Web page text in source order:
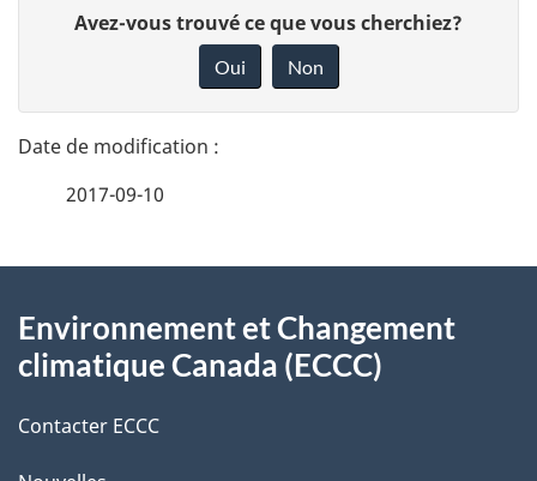
t
a
l
s
d
e
l
n
o
t
r
r
Avez-vous trouvé ce que vous cherchiez?
Oui Non
2017-09-10
propos
ce
Environnement et Changement
climatique Canada (ECCC)
Contacter ECCC